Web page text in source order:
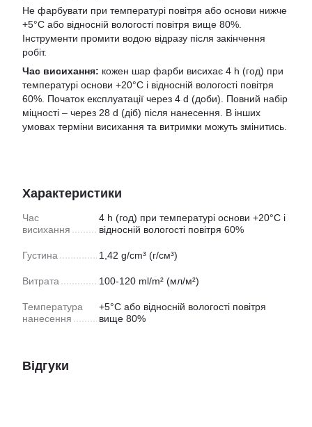
Не фарбувати при температурі повітря або основи нижче
+5°С або відносній вологості повітря вище 80%.
Інструменти промити водою відразу після закінчення
робіт.
Час висихання: кожен шар фарби висихає 4 h (год) при
температурі основи +20°С і відносній вологості повітря
60%. Початок експлуатації через 4 d (доби). Повний набір
міцності – через 28 d (діб) після нанесення. В інших
умовах терміни висихання та витримки можуть змінитись.
Характеристики
Час
висихання
4 h (год) при температурі основи +20°С і
відносній вологості повітря 60%
Густина 1,42 g/cm³ (г/см³)
Витрата 100-120 ml/m² (мл/м²)
Температура
нанесення
+5°С або відносній вологості повітря
вище 80%
Відгуки